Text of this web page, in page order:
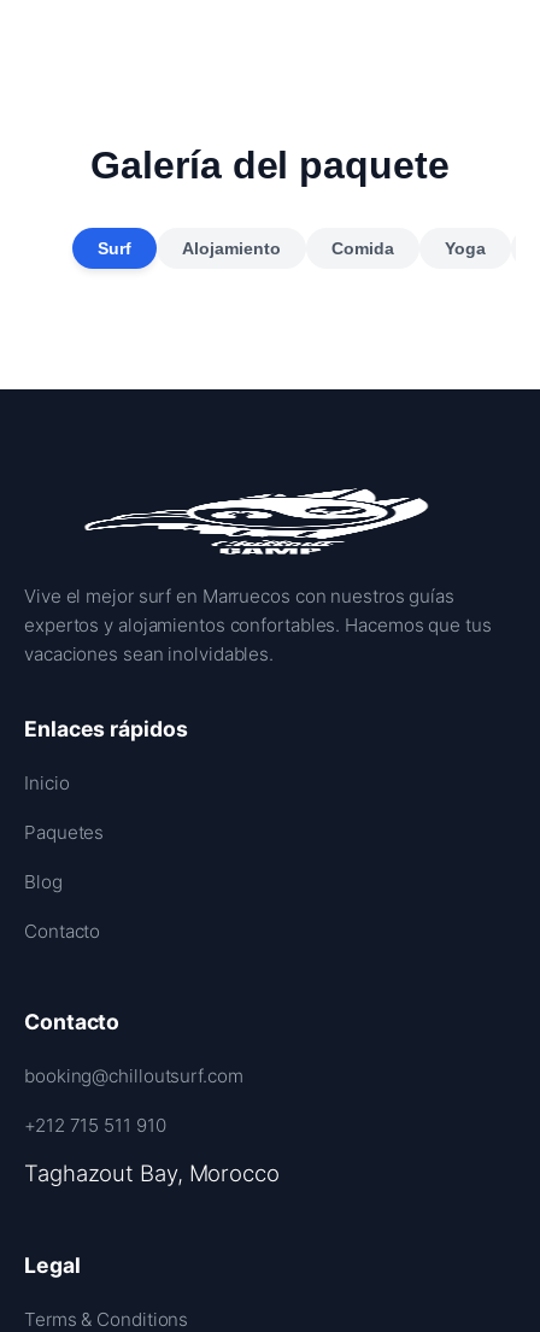
Galería del paquete
Surf Alojamiento Comida Yoga
Vive el mejor surf en Marruecos con nuestros guías
expertos y alojamientos confortables. Hacemos que tus
vacaciones sean inolvidables.
Enlaces rápidos
Inicio
Paquetes
Blog
Contacto
Contacto
booking@chilloutsurf.com
+212 715 511 910
Taghazout Bay, Morocco
Legal
Terms & Conditions